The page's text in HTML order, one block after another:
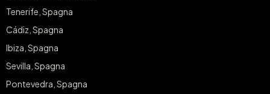
Tenerife, Spagna
Cádiz, Spagna
Ibiza, Spagna
Sevilla, Spagna
Pontevedra, Spagna